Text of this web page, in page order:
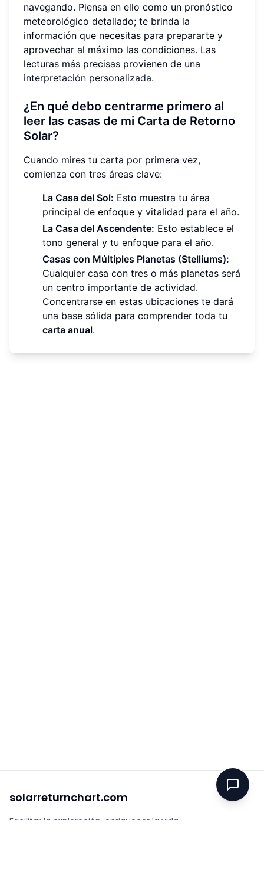
navegando. Piensa en ello como un pronóstico
meteorológico detallado; te brinda la
información que necesitas para prepararte y
aprovechar al máximo las condiciones. Las
lecturas más precisas provienen de una
interpretación personalizada.
¿En qué debo centrarme primero al
leer las casas de mi Carta de Retorno
Solar?
Cuando mires tu carta por primera vez,
comienza con tres áreas clave:
La Casa del Sol: Esto muestra tu área
principal de enfoque y vitalidad para el año.
La Casa del Ascendente: Esto establece el
tono general y tu enfoque para el año.
Casas con Múltiples Planetas (Stelliums):
Cualquier casa con tres o más planetas será
un centro importante de actividad.
Concentrarse en estas ubicaciones te dará
una base sólida para comprender toda tu
carta anual.
solarreturnchart.com
Facilitar la exploración, enriquecer la vida.